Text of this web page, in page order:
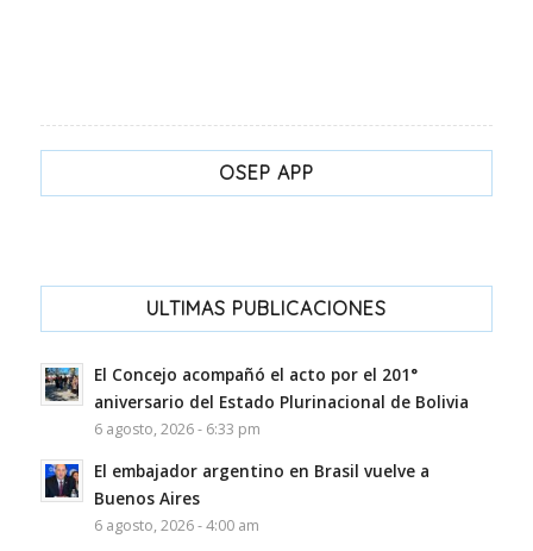
OSEP APP
ULTIMAS PUBLICACIONES
El Concejo acompañó el acto por el 201°
aniversario del Estado Plurinacional de Bolivia
6 agosto, 2026 - 6:33 pm
El embajador argentino en Brasil vuelve a
Buenos Aires
6 agosto, 2026 - 4:00 am